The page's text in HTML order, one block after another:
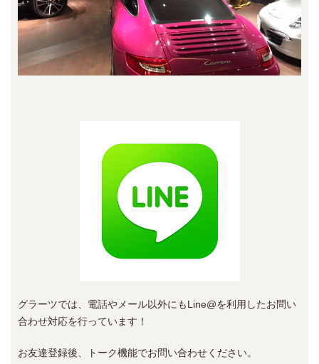
グラーツでは、電話やメール以外にもLine@を利用したお問い
合わせ対応を行っています！
お友達登録後、トーク機能でお問い合わせください。